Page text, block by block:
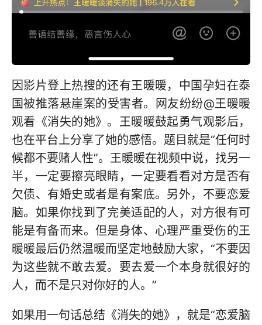
因影片登上热搜的还有王暖暖，中国孕妇在泰
国被推落悬崖案的受害者。网友纷纷@王暖暖
观看《消失的她》。王暖暖鼓起勇气观影后，
也在平台上分享了她的感悟。题目就是“任何时
候都不要赌人性”。王暖暖在视频中说，找另一
半，一定要擦亮眼睛，一定要看看对方是否有
欠债、有婚史或者是有案底。另外，不要恋爱
脑。如果你找到了完美适配的人，对方很有可
能是有备而来。但是身体、心理严重受伤的王
暖暖最后仍然温暖而坚定地鼓励大家，“不要因
为这些就不敢去爱。要去爱一个本身就很好的
人，而不是只对你好的人。”
如果用一句话总结《消失的她》，就是“恋爱脑